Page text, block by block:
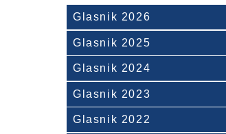
Glasnik 2026
Glasnik 2025
Glasnik 2024
Glasnik 2023
Glasnik 2022